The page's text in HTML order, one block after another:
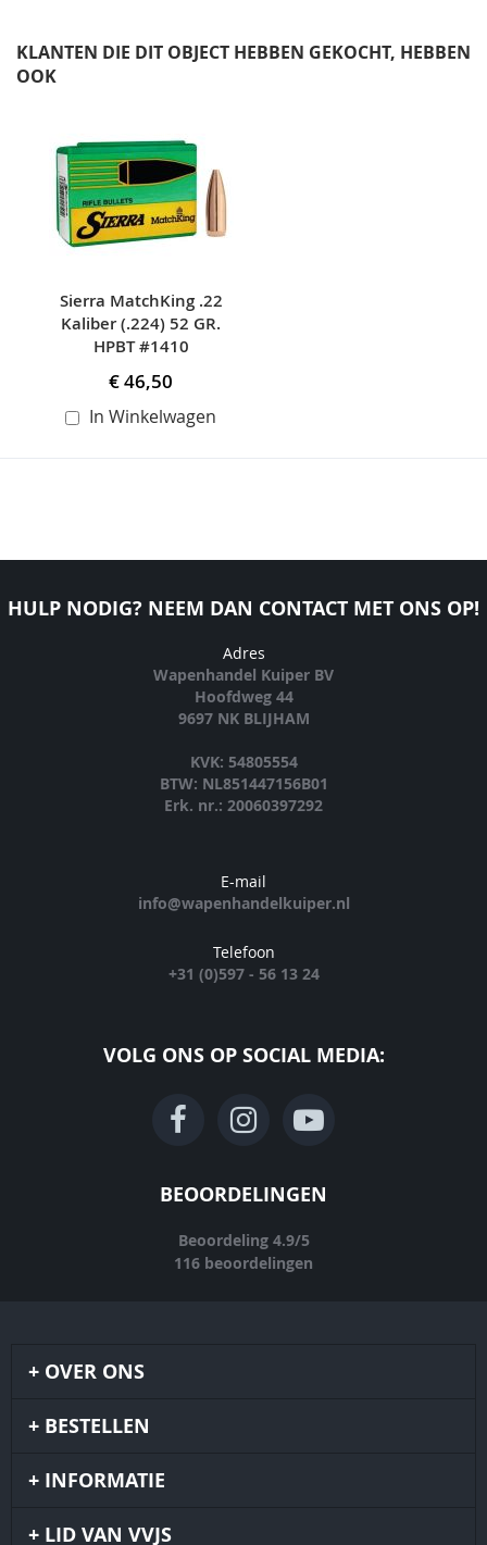
KLANTEN DIE DIT OBJECT HEBBEN GEKOCHT, HEBBEN
OOK
Sierra MatchKing .22
Kaliber (.224) 52 GR.
HPBT #1410
€ 46,50
In Winkelwagen
HULP NODIG? NEEM DAN CONTACT MET ONS OP!
Adres
Wapenhandel Kuiper BV
Hoofdweg 44
9697 NK BLIJHAM
KVK: 54805554
BTW: NL851447156B01
Erk. nr.: 20060397292
E-mail
info@wapenhandelkuiper.nl
Telefoon
+31 (0)597 - 56 13 24
VOLG ONS OP SOCIAL MEDIA:
BEOORDELINGEN
Beoordeling 4.9/5
116 beoordelingen
OVER ONS
BESTELLEN
INFORMATIE
LID VAN VVJS